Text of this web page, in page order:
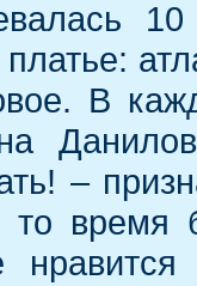
В
–
то время